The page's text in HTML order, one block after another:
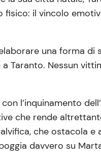
fisico: il vincolo
una forma di
Taranto. Nessun
l’inquinamento
che rende
che ostacola
davvero su